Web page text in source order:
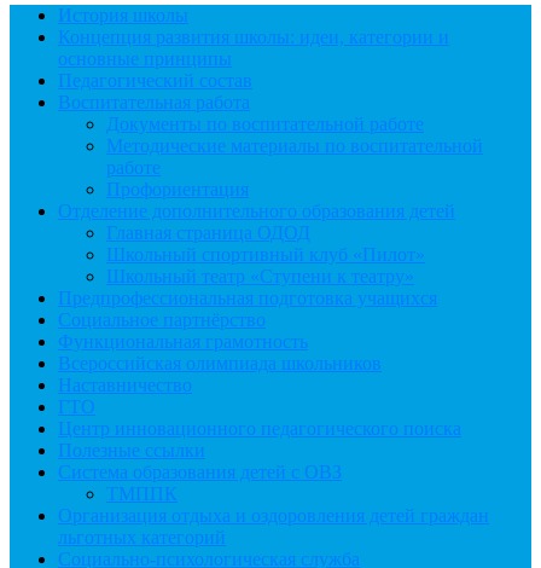
История школы
Концепция развития школы: идеи, категории и
основные принципы
Педагогический состав
Воспитательная работа
Документы по воспитательной работе
Методические материалы по воспитательной
работе
Профориентация
Отделение дополнительного образования детей
Главная страница ОДОД
Школьный спортивный клуб «Пилот»
Школьный театр «Ступени к театру»
Предпрофессиональная подготовка учащихся
Социальное партнёрство
Функциональная грамотность
Всероссийская олимпиада школьников
Наставничество
ГТО
Центр инновационного педагогического поиска
Полезные ссылки
Система образования детей с ОВЗ
ТМППК
Организация отдыха и оздоровления детей граждан
льготных категорий
Социально-психологическая служба